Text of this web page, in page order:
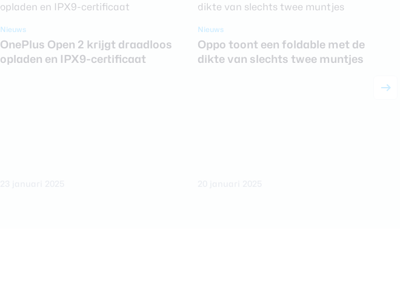
Nieuws
OnePlus Open 2 krijgt draadloos
opladen en IPX9-certificaat
Nieuws
Oppo toont een foldable met de
dikte van slechts twee muntjes